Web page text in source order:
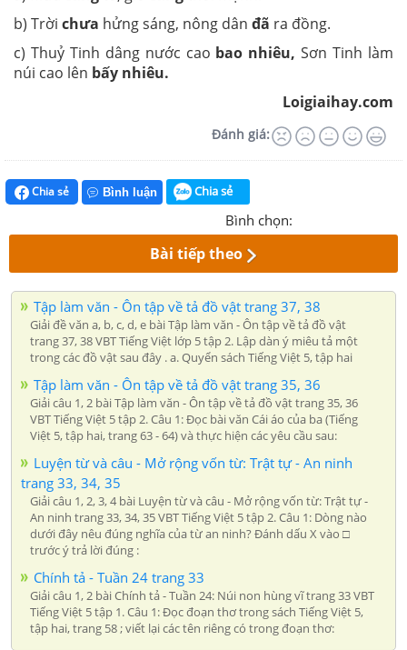
b) Trời chưa hửng sáng, nông dân đã ra đồng.
c) Thuỷ Tinh dâng nước cao bao nhiêu, Sơn Tinh làm
núi cao lên bấy nhiêu.
Loigiaihay.com
Đánh giá:
Chia sẻ Bình luận Chia sẻ
Bình chọn:
Bài tiếp theo
Tập làm văn - Ôn tập về tả đồ vật trang 37, 38
Giải đề văn a, b, c, d, e bài Tập làm văn - Ôn tập về tả đồ vật
trang 37, 38 VBT Tiếng Việt lớp 5 tập 2. Lập dàn ý miêu tả một
trong các đồ vật sau đây . a. Quyển sách Tiếng Việt 5, tập hai
Tập làm văn - Ôn tập về tả đồ vật trang 35, 36
Giải câu 1, 2 bài Tập làm văn - Ôn tập về tả đồ vật trang 35, 36
VBT Tiếng Việt 5 tập 2. Câu 1: Đọc bài văn Cái áo của ba (Tiếng
Việt 5, tập hai, trang 63 - 64) và thực hiện các yêu cầu sau:
Luyện từ và câu - Mở rộng vốn từ: Trật tự - An ninh
trang 33, 34, 35
Giải câu 1, 2, 3, 4 bài Luyện từ và câu - Mở rộng vốn từ: Trật tự -
An ninh trang 33, 34, 35 VBT Tiếng Việt 5 tập 2. Câu 1: Dòng nào
dưới đây nêu đúng nghĩa của từ an ninh? Đánh dấu X vào □
trước ý trả lời đúng :
Chính tả - Tuần 24 trang 33
Giải câu 1, 2 bài Chính tả - Tuần 24: Núi non hùng vĩ trang 33 VBT
Tiếng Việt 5 tập 1. Câu 1: Đọc đoạn thơ trong sách Tiếng Việt 5,
tập hai, trang 58 ; viết lại các tên riêng có trong đoạn thơ: